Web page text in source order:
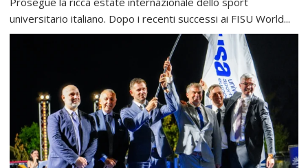
universitario italiano. Dopo i recenti successi ai FISU World...